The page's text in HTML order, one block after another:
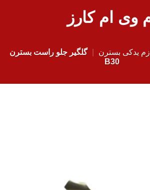
وی ام کارز
یدکی بسترن
گلگیر جلو راست بسترن
B30